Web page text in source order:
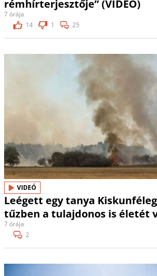
rémhírterjesztője” (VIDEÓ)
7 órája
14
1 25
VIDEÓ
Leégett egy tanya
tűzben a tulajdonos is életét
7 órája
2